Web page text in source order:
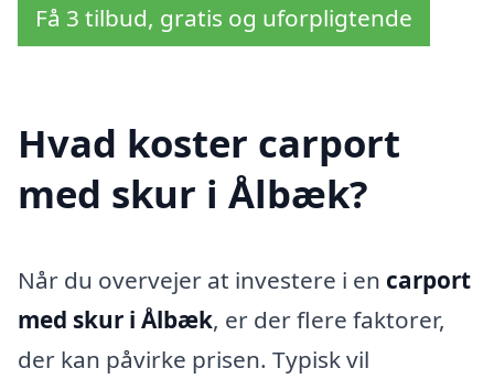
Få 3 tilbud, gratis og uforpligtende
Hvad koster carport
med skur i Ålbæk?
Når du overvejer at investere i en carport
med skur i Ålbæk, er der flere faktorer,
der kan påvirke prisen. Typisk vil